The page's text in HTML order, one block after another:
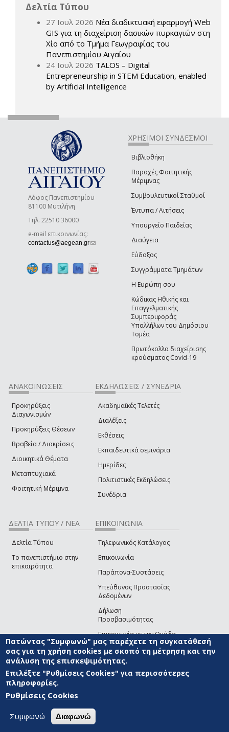
Δελτία Τύπου
27 Ιουλ 2026 Νέα διαδικτυακή εφαρμογή Web
GIS για τη διαχείριση δασικών πυρκαγιών στη
Χίο από το Τμήμα Γεωγραφίας του
Πανεπιστημίου Αιγαίου
24 Ιουλ 2026 TALOS – Digital
Entrepreneurship in STEM Education, enabled
by Artificial Intelligence
Λόφος Πανεπιστημίου
81100 Μυτιλήνη
Τηλ. 22510 36000
e-mail επικοινωνίας:
contactus@aegean.gr(link sends e-mail)
ΧΡΗΣΙΜΟΙ ΣΥΝΔΕΣΜΟΙ
Βιβλιοθήκη
Παροχές Φοιτητικής
Μέριμνας
Συμβουλευτικοί Σταθμοί
Έντυπα / Αιτήσεις
Υπουργείο Παιδείας
Διαύγεια
Εύδοξος
Συγγράμματα Τμημάτων
Η Ευρώπη σου
Κώδικας Ηθικής και
Επαγγελματικής
Συμπεριφοράς
Υπαλλήλων του Δημόσιου
Τομέα
Πρωτόκολλα διαχείρισης
κρούσματος Covid-19
ΑΝΑΚΟΙΝΩΣΕΙΣ
Προκηρύξεις
Διαγωνισμών
Προκηρύξεις Θέσεων
Βραβεία / Διακρίσεις
Διοικητικά Θέματα
Μεταπτυχιακά
Φοιτητική Μέριμνα
ΕΚΔΗΛΩΣΕΙΣ / ΣΥΝΕΔΡΙΑ
Ακαδημαϊκές Τελετές
Διαλέξεις
Εκθέσεις
Εκπαιδευτικά σεμινάρια
Ημερίδες
Πολιτιστικές Εκδηλώσεις
Συνέδρια
ΔΕΛΤΙΑ ΤΥΠΟΥ / ΝΕΑ
Δελτία Τύπου
Το πανεπιστήμιο στην
επικαιρότητα
ΕΠΙΚΟΙΝΩΝΙΑ
Τηλεφωνικός Κατάλογος
Επικοινωνία
Παράπονα-Συστάσεις
Υπεύθυνος Προστασίας
Δεδομένων
Δήλωση
Προσβασιμότητας
Επικοινωνία με την Ομάδα
Ανάπτυξης του site(link sends e-mail)
© ΠΑΝΕΠΙΣΤΗΜΙΟ ΑΙΓΑΙΟΥ ΟΡΟΙ ΧΡΗΣΗΣ
ΑΝΑΠΤΥΞΗΣ
Πατώντας "Συμφωνώ" μας παρέχετε τη συγκατάθεσή
σας για τη χρήση cookies με σκοπό τη μέτρηση και την
ανάλυση της επισκεψιμότητας.
Επιλέξτε "Ρυθμίσεις Cookies" για περισσότερες
πληροφορίες.
Ρυθμίσεις Cookies
Συμφωνώ Διαφωνώ